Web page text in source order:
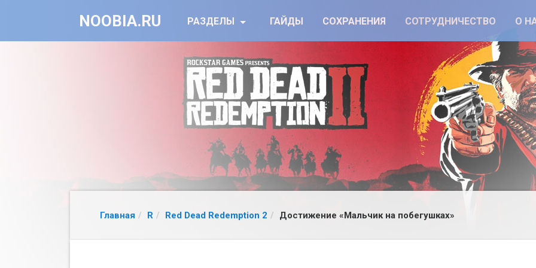
NOOBIA.RU РАЗДЕЛЫ ГАЙДЫ СОХРАНЕНИЯ СОТРУДНИЧЕСТВО О
Главная R Red Dead Redemption 2 Достижение «Мальчик на побегушках»